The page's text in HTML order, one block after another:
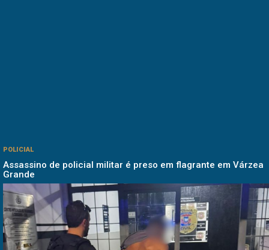
POLICIAL
Assassino de policial militar é preso em flagrante em Várzea
Grande